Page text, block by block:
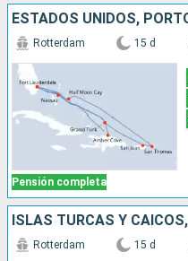
Pensión completa
Rotterdam 15 d
Rotterdam 15 d